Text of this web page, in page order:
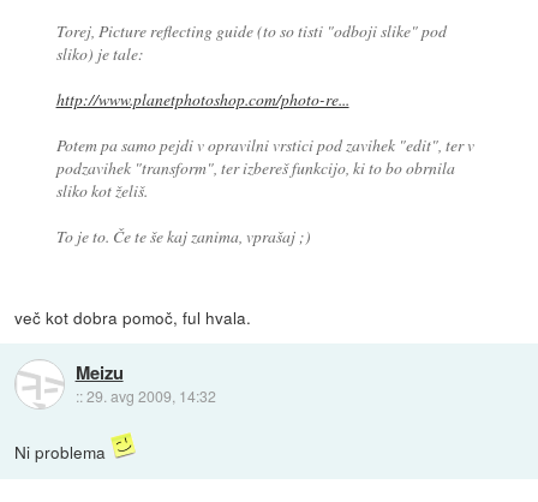
Torej, Picture reflecting guide (to so tisti "odboji slike" pod
sliko) je tale:
http://www.planetphotoshop.com/photo-re...
Potem pa samo pejdi v opravilni vrstici pod zavihek "edit", ter v
podzavihek "transform", ter izbereš funkcijo, ki to bo obrnila
sliko kot želiš.
To je to. Če te še kaj zanima, vprašaj ;)
več kot dobra pomoč, ful hvala.
Meizu
::29. avg 2009, 14:32
Ni problema